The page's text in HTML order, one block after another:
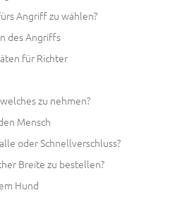
Angriff zu wählen?
des Angriffs
für Richter
zu nehmen?
Mensch
oder Schnellverschluss?
Breite zu bestellen?
Hund